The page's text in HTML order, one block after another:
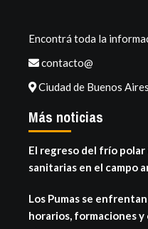
Encontrá toda la
contacto@
Ciudad de Buenos
Más noticias
El regreso del frío
sanitarias en el campo
Los Pumas se
horarios, formaciones